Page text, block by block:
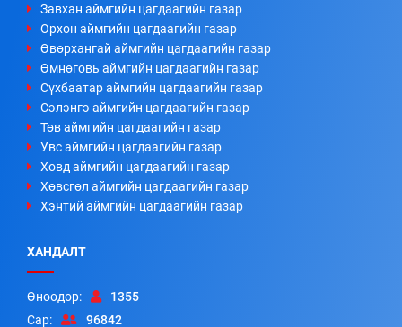
Завхан аймгийн цагдаагийн газар
Орхон аймгийн цагдаагийн газар
Өвөрхангай аймгийн цагдаагийн газар
Өмнөговь аймгийн цагдаагийн газар
Сүхбаатар аймгийн цагдаагийн газар
Сэлэнгэ аймгийн цагдаагийн газар
Төв аймгийн цагдаагийн газар
Увс аймгийн цагдаагийн газар
Ховд аймгийн цагдаагийн газар
Хөвсгөл аймгийн цагдаагийн газар
Хэнтий аймгийн цагдаагийн газар
ХАНДАЛТ
Өнөөдөр:
1355
Сар:
96842